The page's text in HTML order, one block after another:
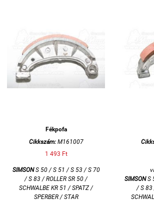
Fékpofa
Cikkszám:M161007
1 493 Ft
SIMSONS 50 / S 51 / S 53 / S 70
/ S 83 / ROLLER SR 50 /
SCHWALBE KR 51 / SPATZ /
SPERBER / STAR
SIMSONS
/ S 83